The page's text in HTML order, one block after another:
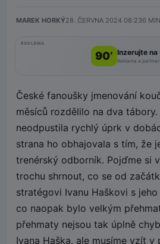
MAREK HORKÝ28. ČERVNA 2024 08:236
REKLAMA
90’ Inzerujte
Reklama a
České fanoušky jmenování
měsíců rozdělilo na dva
neodpustila rychlý úprk v
strana ho obhajovala s tím, že
trenérský odborník. Pojďme si
trochu shrnout, co se od
stratégovi Ivanu Haškovi s
co naopak bylo velkým
přehmaty nejsou tak úplně
Ivana Haška, ale musíme vzít v